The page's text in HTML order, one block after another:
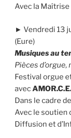
Avec la
► Vendredi 13
(Eure)
Musiques au
Pièces
Festival orgue
avec
Dans le cadre
Avec le soutien
Diffusion et